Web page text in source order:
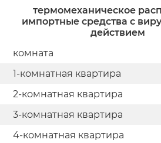
термомеханическое
импортные средства с
действием
комната
1-комнатная квартира
2-комнатная квартира
3-комнатная квартира
4-комнатная квартира